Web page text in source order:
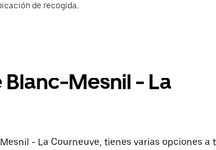
de recogida.
Mesnil - La
- La Courneuve, tienes varias opciones a